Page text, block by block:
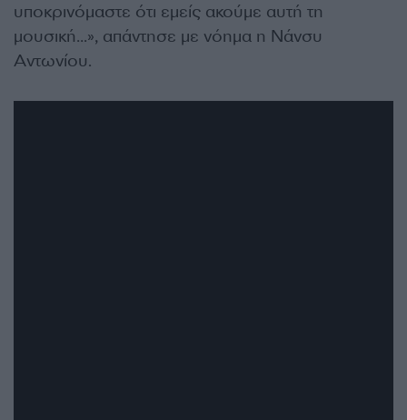
υποκρινόμαστε ότι εμείς ακούμε αυτή τη
μουσική…», απάντησε με νόημα η Νάνσυ
Αντωνίου.